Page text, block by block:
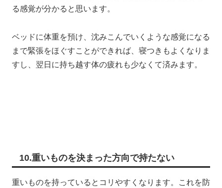
る感覚が分かると思います。
ベッドに体重を預け、沈みこんでいくような感覚になる
まで緊張をほぐすことができれば、寝つきもよくなりま
すし、翌日に持ち越す体の疲れも少なくて済みます。
10.重いものを決まった方向で持たない
重いものを持っているとコリやすくなります。これを防